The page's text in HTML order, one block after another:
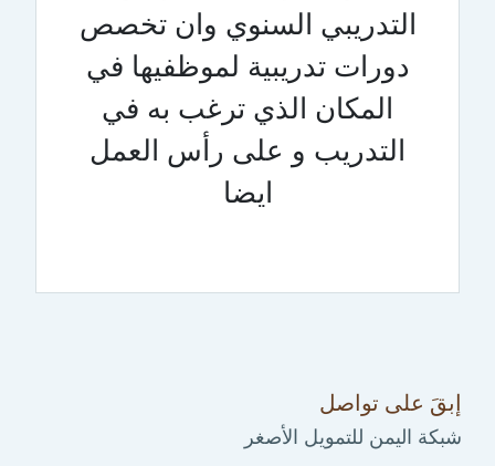
التدريبي السنوي وان تخصص
دورات تدريبية لموظفيها في
المكان الذي ترغب به في
التدريب و على رأس العمل
ايضا
إبقَ على تواصل
شبكة اليمن للتمويل الأصغر